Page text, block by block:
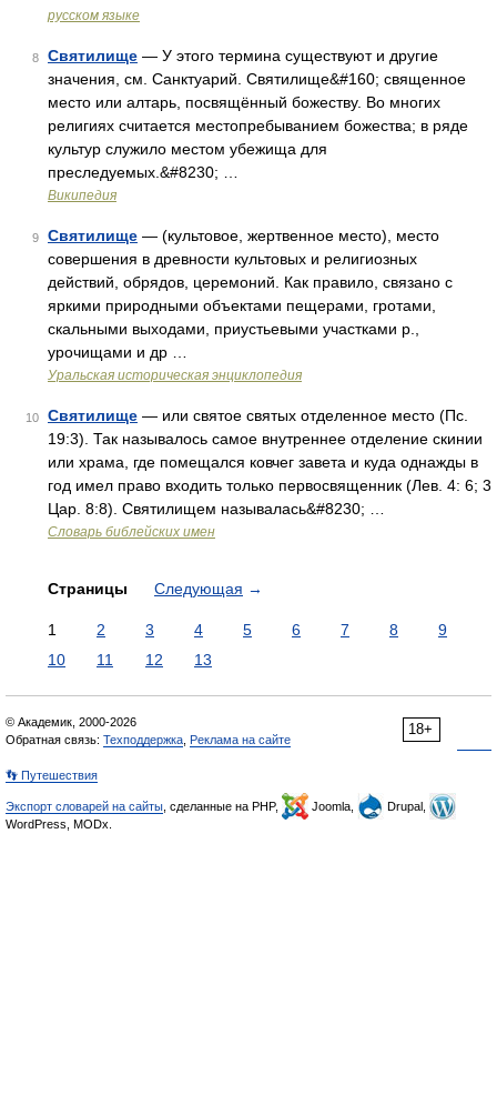
русском языке
8 Святилище — У этого термина существуют и другие
значения, см. Санктуарий. Святилище&#160; священное
место или алтарь, посвящённый божеству. Во многих
религиях считается местопребыванием божества; в ряде
культур служило местом убежища для
преследуемых.&#8230; …
Википедия
9 Святилище — (культовое, жертвенное место), место
совершения в древности культовых и религиозных
действий, обрядов, церемоний. Как правило, связано с
яркими природными объектами пещерами, гротами,
скальными выходами, приустьевыми участками р.,
урочищами и др …
Уральская историческая энциклопедия
10 Святилище — или святое святых отделенное место (Пс.
19:3). Так называлось самое внутреннее отделение скинии
или храма, где помещался ковчег завета и куда однажды в
год имел право входить только первосвященник (Лев. 4: 6; 3
Цар. 8:8). Святилищем называлась&#8230; …
Словарь библейских имен
Страницы Следующая →
1 2 3 4 5 6 7 8
9
10
11 12 13
18+
© Академик, 2000-2026
Обратная связь: Техподдержка Реклама на сайте
👣 Путешествия
Экспорт словарей на сайты , сделанные на PHP, Joomla,
Drupal,
WordPress, MODx.